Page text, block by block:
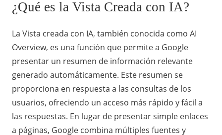
¿Qué es la Vista Creada con IA?
La Vista creada con IA, también conocida como AI
Overview, es una función que permite a Google
presentar un resumen de información relevante
generado automáticamente. Este resumen se
proporciona en respuesta a las consultas de los
usuarios, ofreciendo un acceso más rápido y fácil a
las respuestas. En lugar de presentar simple enlaces
a páginas, Google combina múltiples fuentes y